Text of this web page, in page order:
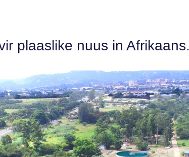
plaaslike nuus in Afrikaans.